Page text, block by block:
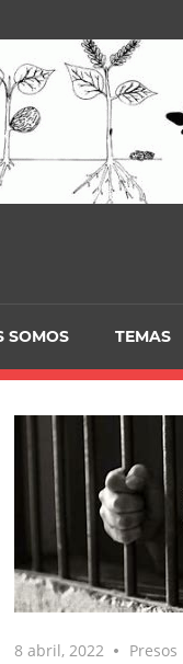
SOMOS TEMAS
8 abril, 2022 Presos